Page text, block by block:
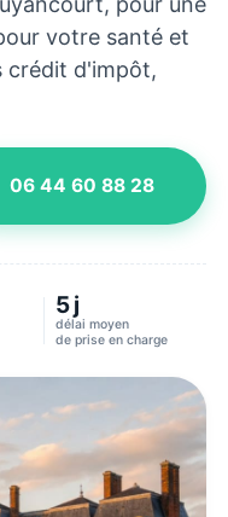
votre santé et
crédit d'impôt,
06 44 60 88 28
5 j
délai moyen
de prise en charge